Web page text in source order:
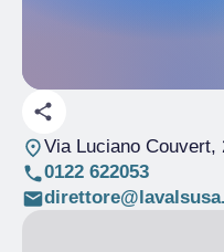
Via Luciano Couvert,
0122 622053